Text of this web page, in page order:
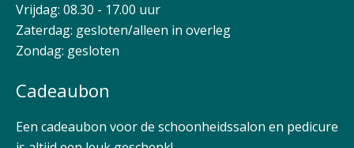
Vrijdag: 08.30 - 17.00 uur
Zaterdag: gesloten/alleen in overleg
Zondag: gesloten
Cadeaubon
Een cadeaubon voor de schoonheidssalon en pedicure